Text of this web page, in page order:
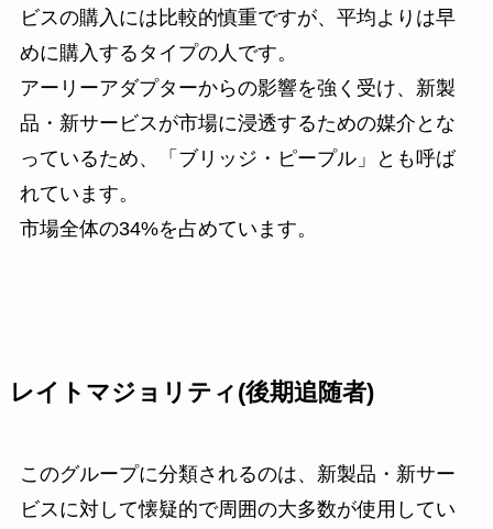
ビスの購入には比較的慎重ですが、平均よりは早
めに購入するタイプの人です。
アーリーアダプターからの影響を強く受け、新製
品・新サービスが市場に浸透するための媒介とな
っているため、「ブリッジ・ピープル」とも呼ば
れています。
市場全体の34%を占めています。
レイトマジョリティ(後期追随者)
このグループに分類されるのは、新製品・新サー
ビスに対して懐疑的で周囲の大多数が使用してい